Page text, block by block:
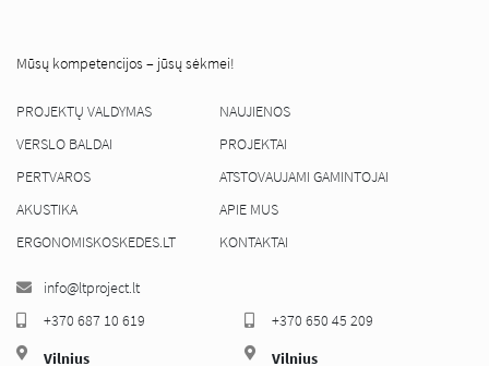
Mūsų kompetencijos – jūsų sėkmei!
PROJEKTŲ VALDYMAS
VERSLO BALDAI
PERTVAROS
AKUSTIKA
ERGONOMISKOSKEDES.LT
NAUJIENOS
PROJEKTAI
ATSTOVAUJAMI GAMINTOJAI
APIE MUS
KONTAKTAI
info@ltproject.lt
+370 687 10 619
Vilnius
+370 650 45 209
Vilnius